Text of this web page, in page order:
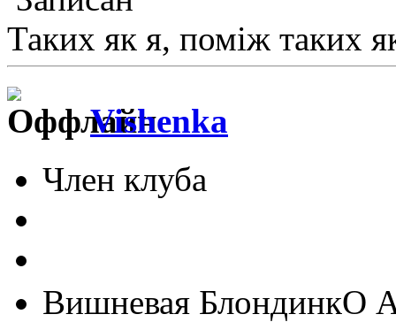
Таких як я, поміж таких
Vishenka
Член клуба
Вишневая БлондинкО